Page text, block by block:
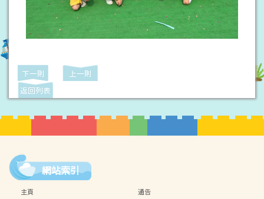
下一則
上一則
返回列表
網站索引
主頁
通告